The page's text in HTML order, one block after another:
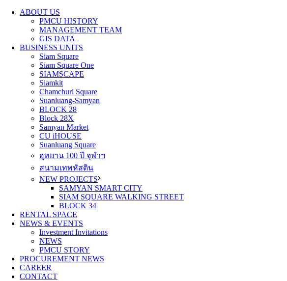
ABOUT US
PMCU HISTORY
MANAGEMENT TEAM
GIS DATA
BUSINESS UNITS
Siam Square
Siam Square One
SIAMSCAPE
Siamkit
Chamchuri Square
Suanluang-Samyan
BLOCK 28
Block 28X
Samyan Market
CU iHOUSE
Suanluang Square
อุทยาน 100 ปี จุฬาฯ
สนามเทพหัสดิน
NEW PROJECTS
SAMYAN SMART CITY
SIAM SQUARE WALKING STREET
BLOCK 34
RENTAL SPACE
NEWS & EVENTS
Investment Invitations
NEWS
PMCU STORY
PROCUREMENT NEWS
CAREER
CONTACT